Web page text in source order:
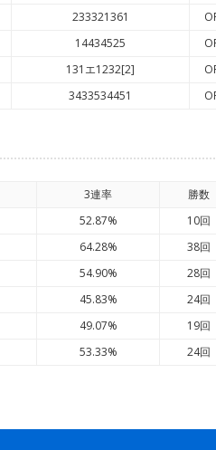
233321361
14434525
131エ1232[2]
3433534451
3連率 勝数
52.87% 10回
64.28% 38回
54.90% 28回
45.83% 24回
49.07% 19回
53.33% 24回